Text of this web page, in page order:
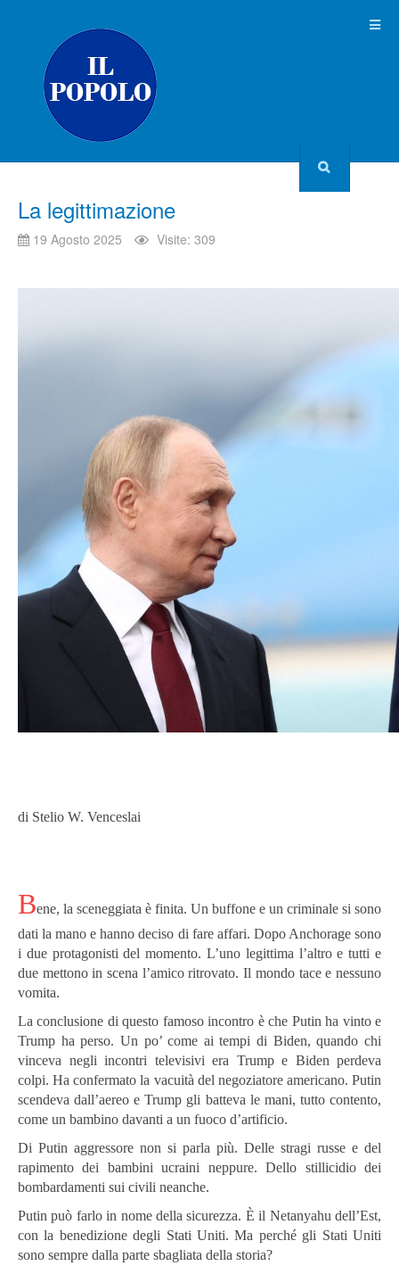
La legittimazione
19 Agosto 2025 Visite: 309
di Stelio W. Venceslai
Bene, la sceneggiata è finita. Un buffone e un criminale si sono
dati la mano e hanno deciso di fare affari. Dopo Anchorage sono
i due protagonisti del momento. L’uno legittima l’altro e tutti e
due mettono in scena l’amico ritrovato. Il mondo tace e nessuno
vomita.
La conclusione di questo famoso incontro è che Putin ha vinto e
Trump ha perso. Un po’ come ai tempi di Biden, quando chi
vinceva negli incontri televisivi era Trump e Biden perdeva
colpi. Ha confermato la vacuità del negoziatore americano. Putin
scendeva dall’aereo e Trump gli batteva le mani, tutto contento,
come un bambino davanti a un fuoco d’artificio.
Di Putin aggressore non si parla più. Delle stragi russe e del
rapimento dei bambini ucraini neppure. Dello stillicidio dei
bombardamenti sui civili neanche.
Putin può farlo in nome della sicurezza. È il Netanyahu dell’Est,
con la benedizione degli Stati Uniti. Ma perché gli Stati Uniti
sono sempre dalla parte sbagliata della storia?